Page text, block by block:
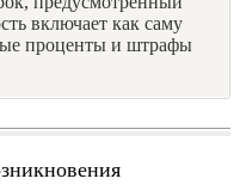
включает как саму
проценты и штрафы